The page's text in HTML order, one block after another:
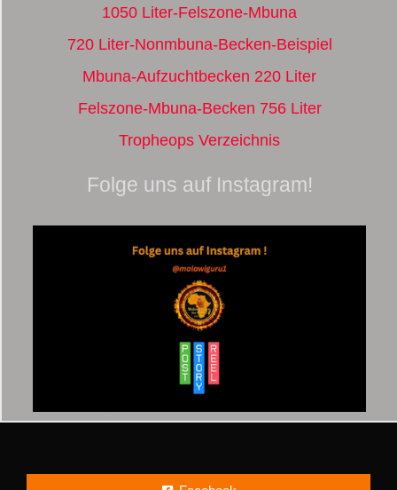
1050 Liter-Felszone-Mbuna
720 Liter-Nonmbuna-Becken-Beispiel
Mbuna-Aufzuchtbecken 220 Liter
Felszone-Mbuna-Becken 756 Liter
Tropheops Verzeichnis
Folge uns auf Instagram!